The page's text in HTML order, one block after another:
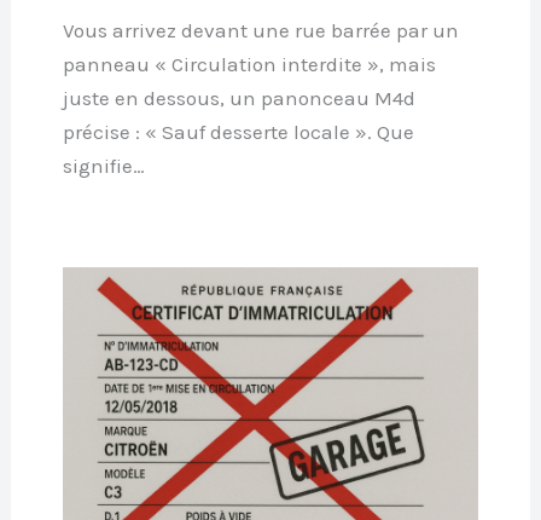
Vous arrivez devant une rue barrée par un
panneau « Circulation interdite », mais
juste en dessous, un panonceau M4d
précise : « Sauf desserte locale ». Que
signifie…